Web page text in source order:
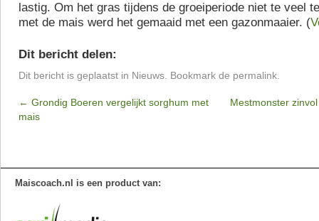
lastig. Om het gras tijdens de groeiperiode niet te veel
met de mais werd het gemaaid met een gazonmaaier. (
Dit bericht delen:
Dit bericht is geplaatst in Nieuws . Bookmark de permalink
← Grondig Boeren vergelijkt sorghum met
mais
Mestmonster
Maiscoach.nl is een product van: